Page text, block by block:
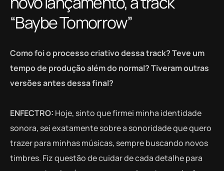
“Baybe Tomorrow”
Como foi o processo criativo dessa track? Teve um
tempo de produção além do normal? Tiveram outras
versões antes dessa final?
ENFECTRO: Hoje, sinto que firmei minha identidade
sonora, sei exatamente sobre a sonoridade que quero
trazer para minhas músicas, sempre buscando novos
timbres. Fiz questão de cuidar de cada detalhe para